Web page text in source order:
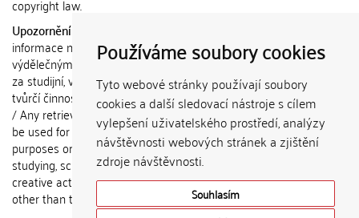
Používáme soubory cookies
Tyto webové stránky používají soubory
cookies a další sledovací nástroje s cílem
vylepšení uživatelského prostředí, analýzy
návštěvnosti webových stránek a zjištění
zdroje návštěvnosti.
Souhlasím
copyright law.
Upozornění / Notice:
informace nemohou být použity k
výdělečným účelům nebo vydávány
za studijní, vědeckou nebo jinou
tvůrčí činnost jiné osoby než autora.
/ Any retrieved information shall not
be used for any commercial
purposes or claimed as results of
studying, scientific or any other
creative activities of any person
other than the author.